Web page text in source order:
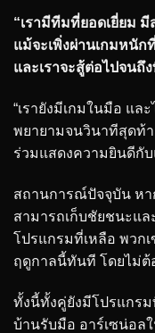
“เรามีทีมที่ยอดเยี่ยม
แม้จะเพิ่งผ่านเกมหนัก
และเราจะสู้ต่อไปจนถึ
“เรายังมีเกมในมือ แล
พยายามจนวินาทีสุดท้า
ร่วมแสดงความยินดีกั
สถานการณ์ปัจจุบัน หา
สามารถเก็บชัยชนะแ
โปรแกรมที่เหลือ พวก
ฤดูกาลนี้ทันที โดยไม่
ทั้งนี้ทั้งคู่ยังมีโปรแกรม
บ้านรับมือ อาร์เซน่อล